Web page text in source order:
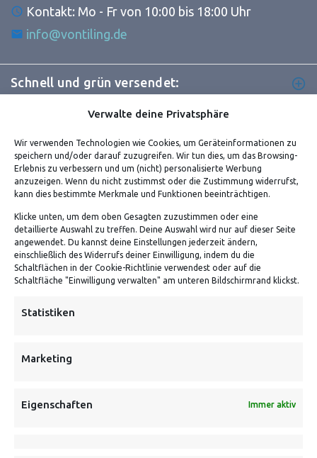
Verwalte deine Privatsphäre
Wir verwenden Technologien wie Cookies, um Geräteinformationen zu
speichern und/oder darauf zuzugreifen. Wir tun dies, um das Browsing-
Erlebnis zu verbessern und um (nicht) personalisierte Werbung
anzuzeigen. Wenn du nicht zustimmst oder die Zustimmung widerrufst,
kann dies bestimmte Merkmale und Funktionen beeinträchtigen.
Klicke unten, um dem oben Gesagten zuzustimmen oder eine
detaillierte Auswahl zu treffen. Deine Auswahl wird nur auf dieser Seite
angewendet. Du kannst deine Einstellungen jederzeit ändern,
einschließlich des Widerrufs deiner Einwilligung, indem du die
Schaltflächen in der Cookie-Richtlinie verwendest oder auf die
Schaltfläche "Einwilligung verwalten" am unteren Bildschirmrand klickst.
Statistiken
Marketing
Eigenschaften Immer aktiv
Kontakt: Mo - Fr von 10:00 bis 18:00 Uhr
info@vontiling.de
Schnell und grün versendet:
VERSANDKOSTENHINWEIS:
NEWSLETTER